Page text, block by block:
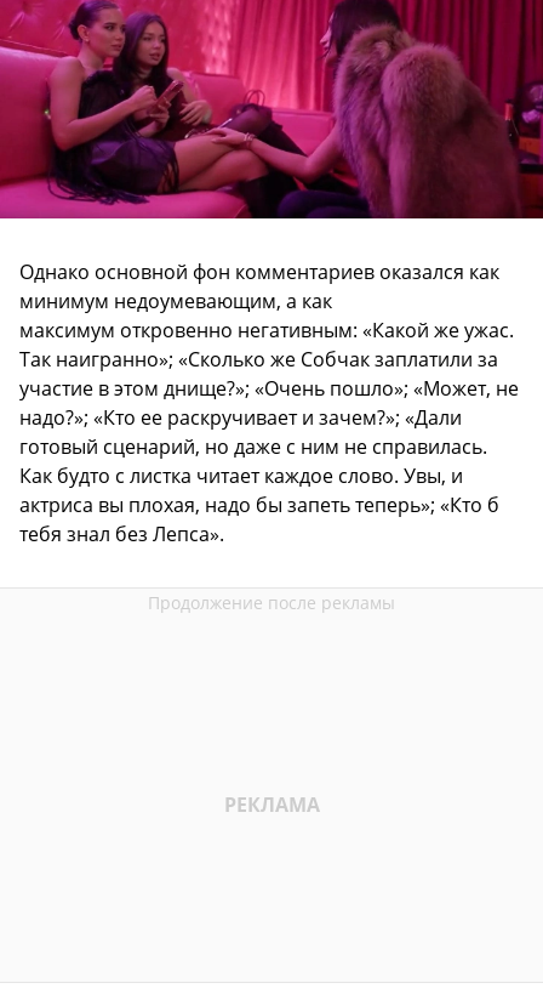
Однако основной фон комментариев оказался как
минимум недоумевающим, а как
максимум откровенно негативным: «Какой же ужас.
Так наигранно»; «Сколько же Собчак заплатили за
участие в этом днище?»; «Очень пошло»; «Может, не
надо?»; «Кто ее раскручивает и зачем?»; «Дали
готовый сценарий, но даже с ним не справилась.
Как будто с листка читает каждое слово. Увы, и
актриса вы плохая, надо бы запеть теперь»; «Кто б
тебя знал без Лепса».